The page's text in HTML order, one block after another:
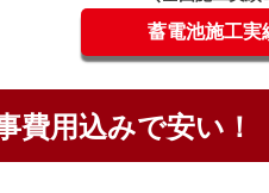
蓄電池施工実
費用込みで安い！